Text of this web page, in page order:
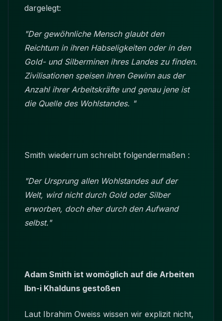
dargelegt:
"Der gewöhnliche Mensch glaubt den
Reichtum in ihren Habseligkeiten oder in den
Gold- und Silberminen ihres Landes zu finden.
Zivilisationen speisen ihren Gewinn aus der
Anzahl ihrer Arbeitskräfte und genau jene ist
die Quelle des Wohlstandes. "
Smith wiederrum schreibt folgendermaßen :
"Der Ursprung allen Wohlstandes auf der
Welt, wird nicht durch Gold oder Silber
erworben, doch eher durch den Aufwand
selbst."
Adam Smith ist womöglich auf die Arbeiten
Ibn-i Khalduns gestoßen
Laut Ibrahim Oweiss wissen wir explizit nicht,